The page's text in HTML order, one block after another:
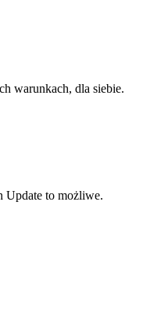
warunkach, dla siebie.
Update to możliwe.